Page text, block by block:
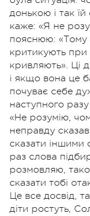
донькою і так їй
каже: «Я не
пояснюю: «Тому
критикують
кривляють». Ці
і якщо вона це
почуває себе
наступного
«Не розумію,
неправду
сказати
раз слова
розмовляю,
сказати тобі
Це все досвід,
діти ростуть,